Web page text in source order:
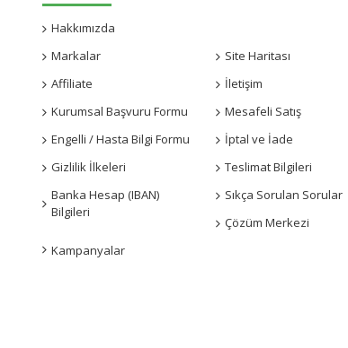
Hakkımızda
Markalar
Affiliate
Kurumsal Başvuru Formu
Engelli / Hasta Bilgi Formu
Gizlilik İlkeleri
Banka Hesap (IBAN)
Bilgileri
Site Haritası
İletişim
Mesafeli Satış
İptal ve İade
Teslimat Bilgileri
Sıkça Sorulan Sorular
Çözüm Merkezi